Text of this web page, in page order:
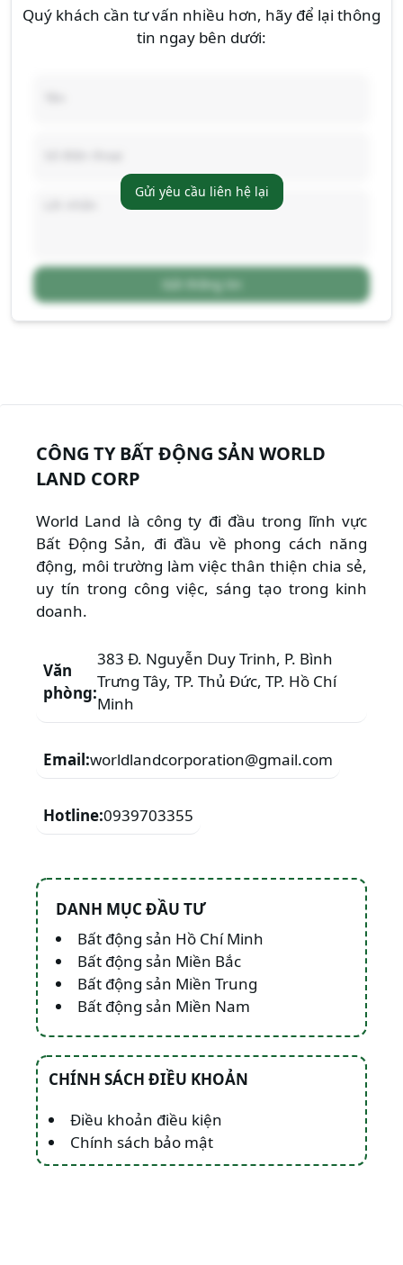
Quý khách cần tư vấn nhiều hơn, hãy để lại thông
tin ngay bên dưới:
Gửi thông tin
Gửi yêu cầu liên hệ lại
CÔNG TY BẤT ĐỘNG SẢN WORLD
LAND CORP
World Land là công ty đi đầu trong lĩnh vực
Bất Động Sản, đi đầu về phong cách năng
động, môi trường làm việc thân thiện chia sẻ,
uy tín trong công việc, sáng tạo trong kinh
doanh.
Văn
phòng:
383 Đ. Nguyễn Duy Trinh, P. Bình
Trưng Tây, TP. Thủ Đức, TP. Hồ Chí
Minh
Email:worldlandcorporation@gmail.com
Hotline:0939703355
DANH MỤC ĐẦU TƯ
Bất động sản Hồ Chí Minh
Bất động sản Miền Bắc
Bất động sản Miền Trung
Bất động sản Miền Nam
CHÍNH SÁCH ĐIỀU KHOẢN
Điều khoản điều kiện
Chính sách bảo mật